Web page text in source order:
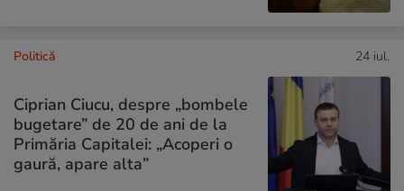
Politică 24 iul.
Ciprian Ciucu, despre „bombele
bugetare” de 20 de ani de la
Primăria Capitalei: „Acoperi o
gaură, apare alta”